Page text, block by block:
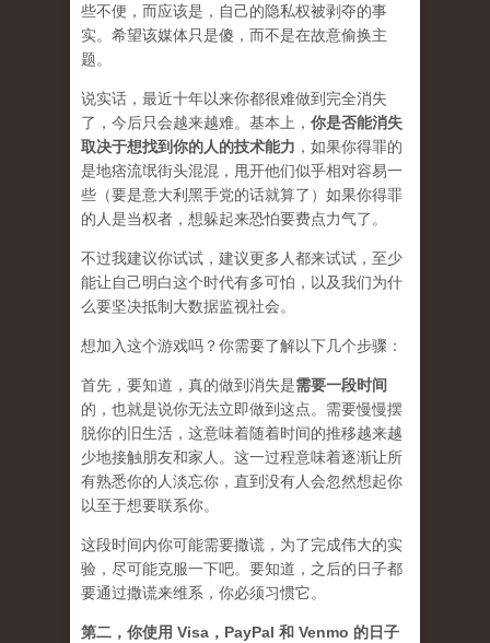
些不便，而应该是，自己的隐私权被剥夺的事
实。希望该媒体只是傻，而不是在故意偷换主
题。
说实话，最近十年以来你都很难做到完全消失
了，今后只会越来越难。基本上， 你是否能消失
取决于想找到你的人的技术能力 ，如果你得罪的
是地痞流氓街头混混，甩开他们似乎相对容易一
些（要是意大利黑手党的话就算了）如果你得罪
的人是当权者，想躲起来恐怕要费点力气了。
不过我建议你试试，建议更多人都来试试，至少
能让自己明白这个时代有多可怕，以及我们为什
么要坚决抵制大数据监视社会。
想加入这个游戏吗？你需要了解以下几个步骤：
首先，要知道，真的做到消失是需要一段时间
的，也就是说你无法立即做到这点。需要慢慢摆
脱你的旧生活，这意味着随着时间的推移越来越
少地接触朋友和家人。这一过程意味着逐渐让所
有熟悉你的人淡忘你，直到没有人会忽然想起你
以至于想要联系你。
这段时间内你可能需要撒谎 ，为了完成伟大的实
验，尽可能克服一下吧。要知道，之后的日子都
要通过撒谎来维系，你必须习惯它。
第二， 你使用 Visa，PayPal 和 Venmo 的日子